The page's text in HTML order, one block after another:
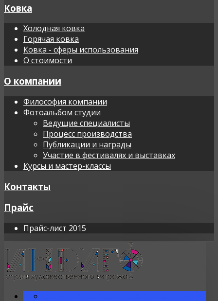
Ковка
Холодная ковка
Горячая ковка
Ковка - сферы использования
О стоимости
О компании
Философия компании
Фотоальбом студии
Ведущие специалисты
Процесс производства
Публикации и награды
Участие в фестивалях и выставках
Курсы и мастер-классы
Контакты
Прайс
Прайс-лист 2015